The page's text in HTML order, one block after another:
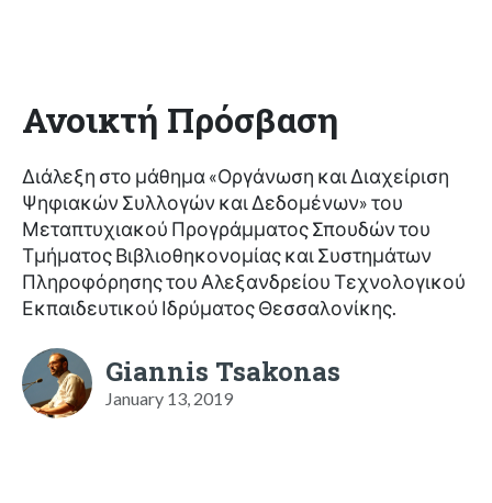
Ανοικτή Πρόσβαση
Διάλεξη στο μάθημα «Οργάνωση και Διαχείριση
Ψηφιακών Συλλογών και Δεδομένων» του
Μεταπτυχιακού Προγράμματος Σπουδών του
Τμήματος Βιβλιοθηκονομίας και Συστημάτων
Πληροφόρησης του Αλεξανδρείου Τεχνολογικού
Εκπαιδευτικού Ιδρύματος Θεσσαλονίκης.
Giannis Tsakonas
January 13, 2019